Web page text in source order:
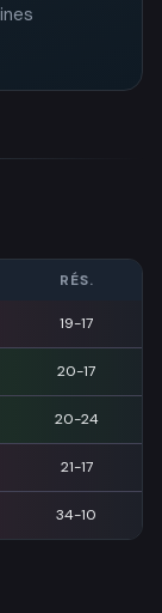
RÉS.
19-17
20-17
20-24
21-17
34-10